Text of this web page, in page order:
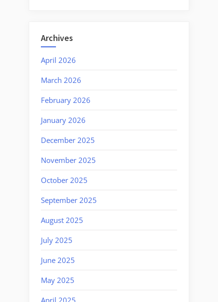
Archives
April 2026
March 2026
February 2026
January 2026
December 2025
November 2025
October 2025
September 2025
August 2025
July 2025
June 2025
May 2025
April 2025